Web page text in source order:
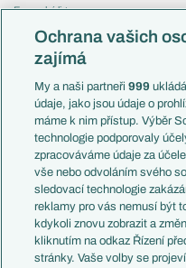
Evropská liga
Mistrovství světa
Liga národů
Témata
Představení týmů MS
EuroSkauting
PL v kostce
Evropské koeficienty
Přestupy
Přestupové spekulace
Zranění
Kluby
Ochrana vašich
zajímá
My a naši partneři999
údaje, jako jsou údaje o
máme k nim přístup. Výběr
technologie podporovaly
zpracováváme údaje za
vše nebo odvoláním svého
sledovací technologie
reklamy pro vás nemusí být
kdykoli znovu zobrazit a
kliknutím na odkaz Řízení
stránky. Vaše volby se